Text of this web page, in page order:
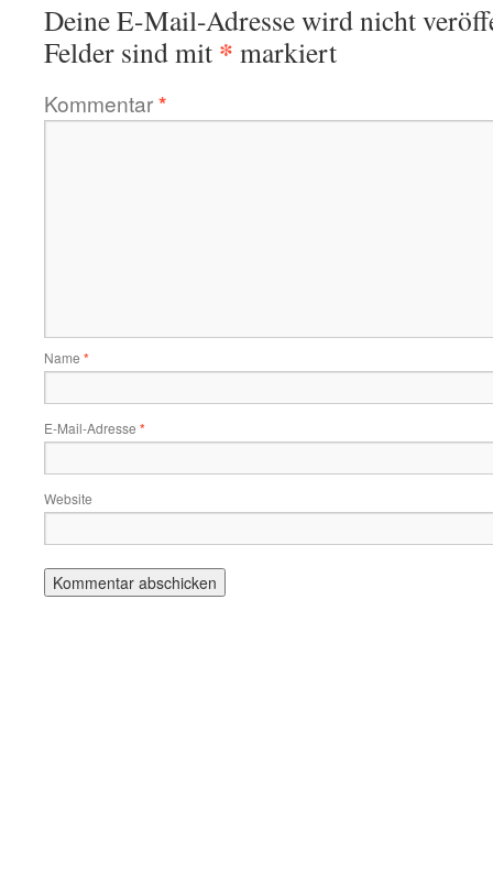
Deine E-Mail-Adresse wird nicht
Felder sind mit * markiert
Kommentar*
Name *
E-Mail-Adresse *
Website